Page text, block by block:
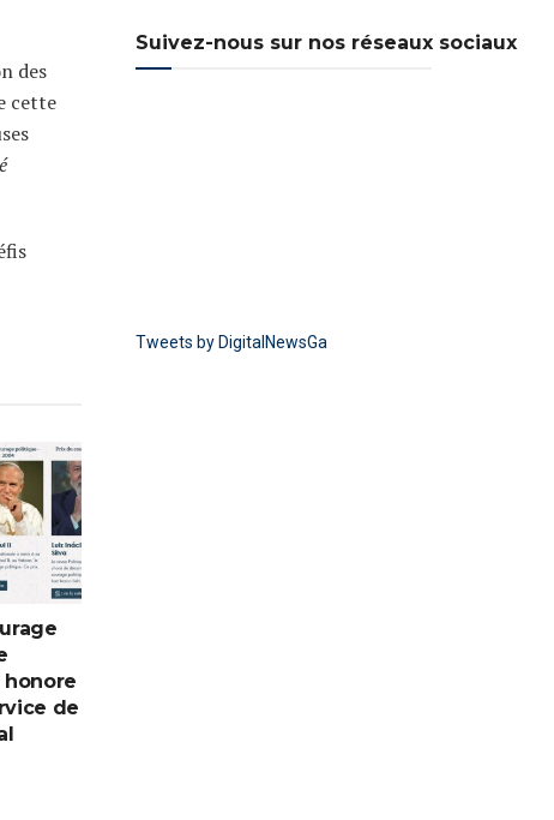
des
cette
de
Suivez-nous sur nos réseaux sociaux
Tweets by DigitalNewsGa